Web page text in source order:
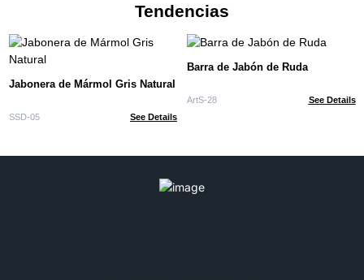
Tendencias
Jabonera de Mármol Gris Natural
SSD-05 See Details
Barra de Jabón de Ruda
ArtS-28 See Details